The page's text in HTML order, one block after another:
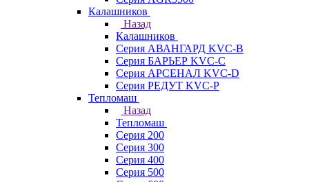
Калашников
Назад
Калашников
Серия АВАНГАРД KVC-B
Серия БАРЬЕР KVC-C
Серия АРСЕНАЛ KVC-D
Серия РЕДУТ KVC-P
Тепломаш
Назад
Тепломаш
Серия 200
Серия 300
Серия 400
Серия 500